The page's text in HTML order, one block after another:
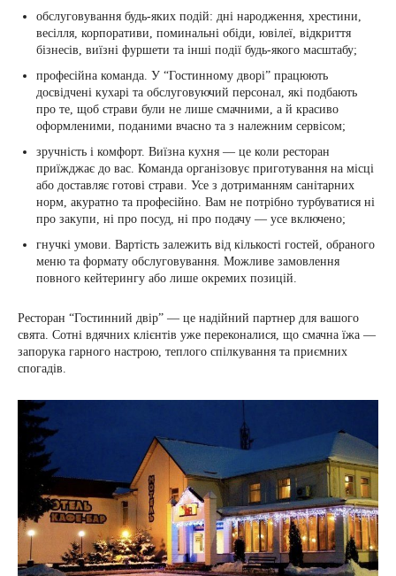
обслуговування будь-яких подій: дні народження, хрестини,
весілля, корпоративи, поминальні обіди, ювілеї, відкриття
бізнесів, виїзні фуршети та інші події будь-якого масштабу;
професійна команда. У “Гостинному дворі” працюють
досвідчені кухарі та обслуговуючий персонал, які подбають
про те, щоб страви були не лише смачними, а й красиво
оформленими, поданими вчасно та з належним сервісом;
зручність і комфорт. Виїзна кухня — це коли ресторан
приїжджає до вас. Команда організовує приготування на місці
або доставляє готові страви. Усе з дотриманням санітарних
норм, акуратно та професійно. Вам не потрібно турбуватися ні
про закупи, ні про посуд, ні про подачу — усе включено;
гнучкі умови. Вартість залежить від кількості гостей, обраного
меню та формату обслуговування. Можливе замовлення
повного кейтерингу або лише окремих позицій.
Ресторан “Гостинний двір” — це надійний партнер для вашого
свята. Сотні вдячних клієнтів уже переконалися, що смачна їжа —
запорука гарного настрою, теплого спілкування та приємних
спогадів.